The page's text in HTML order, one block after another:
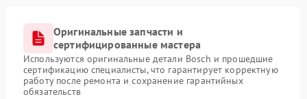
Оригинальные запчасти и
сертифицированные мастера
Используются оригинальные детали Bosch и прошедшие
сертификацию специалисты, что гарантирует корректную
работу после ремонта и сохранение гарантийных
обязательств